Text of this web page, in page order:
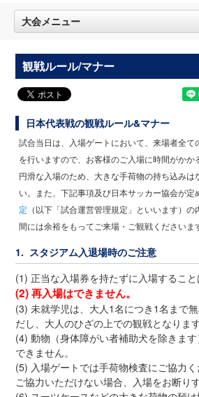
大会メニュー
観戦ルール/マナー
日本代表戦の観戦ルール&マナー
試合当日は、入場ゲートにおいて、来場者全て
を行いますので、お客様のご入場に時間がかか
円滑な入場のため、大きな手荷物の持ち込みは
い。また、下記事項及び日本サッカー協会が定
定 （以下「試合運営管理規定」といいます）
間には余裕をもってご来場・ご観戦くださいま
1. スタジアム入退場時のご注意
(1) 正当な入場券を持たずに入場すること
(2) 再入場はできません。
(3) 未就学児は、大人1名につき1名まで
だし、大人のひざの上での観戦となります
(4) 動物（身体障がい者補助犬を除きま
できません。
(5) 入場ゲートでは手荷物検査にご協力
ご協力いただけない場合、入場をお断り